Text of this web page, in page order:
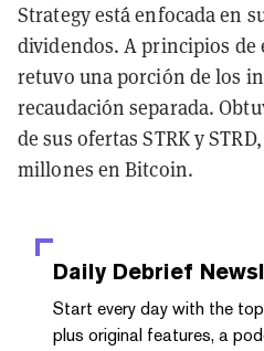
Strategy está enfocada en
dividendos. A principios de
retuvo una porción de los
recaudación separada.
de sus ofertas STRK y
millones en Bitcoin.
Daily Debrief
Start every day with the
plus original features, a